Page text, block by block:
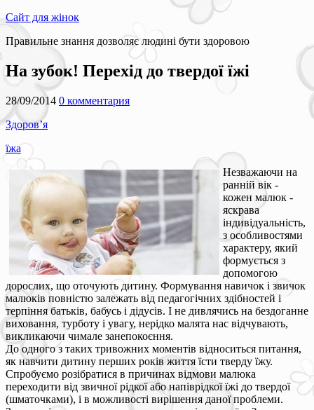
Сайт для жінок
Правильне знання дозволяє людині бути здоровою
На зубок! Перехід до твердої їжі
28/09/2014 0 комментария
Здоров’я
їжа
Незважаючи на
ранній вік -
кожен малюк -
яскрава
індивідуальність,
з особливостями
характеру, який
формується з
допомогою
дорослих, що оточують дитину. Формування навичок і звичок
малюків повністю залежать від педагогічних здібностей і
терпіння батьків, бабусь і дідусів. І не дивлячись на бездоганне
виховання, турботу і увагу, нерідко малята нас відчувають,
викликаючи чимале занепокоєння.
До одного з таких тривожних моментів відноситься питання,
як навчити дитину перших років життя їсти тверду їжу.
Спробуємо розібратися в причинах відмови малюка
переходити від звичної рідкої або напіврідкої їжі до твердої
(шматочками), і в можливості вирішення даної проблеми.